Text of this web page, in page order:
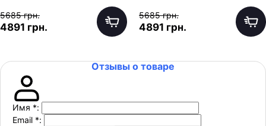
5685 грн.
4891 грн.
5685 грн.
4891 грн.
Отзывы о товаре
Имя *:
Email *: